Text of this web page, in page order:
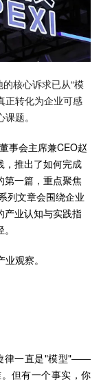
核心诉求已从“模
正转化为企业可感
题。
事会主席兼CEO赵
，推出了如何完成
第一篇，重点聚焦
列文章会围绕企业
产业认知与实践指
观察。
律一直是"模型"——
但有一个事实，你